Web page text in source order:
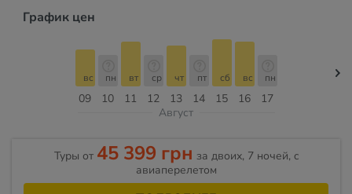
График цен
09
вс
10
пн
11
вт
12
ср
13
чт
14
пт
15
сб
16
вс
17
пн
Август
Туры от 45 399 грн за двоих, 7 ночей, c
авиаперелетом